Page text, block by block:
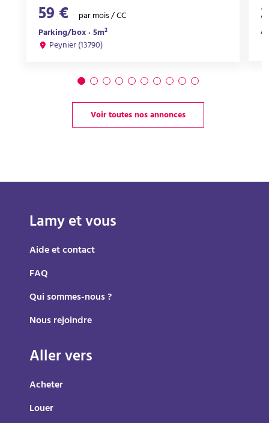
59 €
par mois / CC
Parking/box · 5m²
Peynier (13790)
Voir toutes nos annonces
Lamy et vous
Aide et contact
FAQ
Qui sommes-nous ?
Nous rejoindre
Aller vers
Acheter
Louer